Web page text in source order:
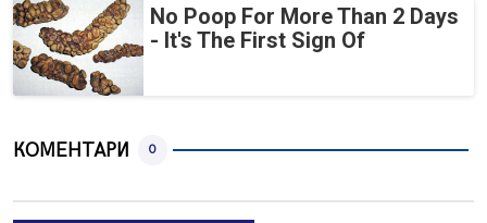
No Poop For More Than 2 Days
- It's The First Sign Of
КОМЕНТАРИ 0